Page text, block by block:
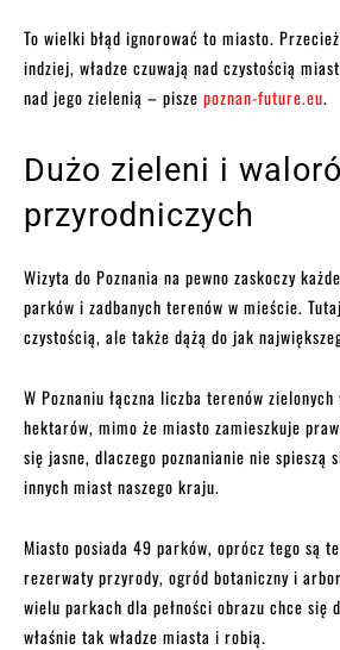
To wielki błąd ignorować to miasto.
indziej, władze czuwają nad czystością
nad jego zielenią – pisze poznan-future.eu.
Dużo zieleni i
przyrodniczych
Wizyta do Poznania na pewno zaskoczy
parków i zadbanych terenów w mieście.
czystością, ale także dążą do jak
W Poznaniu łączna liczba terenów
hektarów, mimo że miasto zamieszkuje
się jasne, dlaczego poznanianie nie spieszą
innych miast naszego kraju.
Miasto posiada 49 parków, oprócz tego są
rezerwaty przyrody, ogród botaniczny i
wielu parkach dla pełności obrazu chce się
właśnie tak władze miasta i robią.